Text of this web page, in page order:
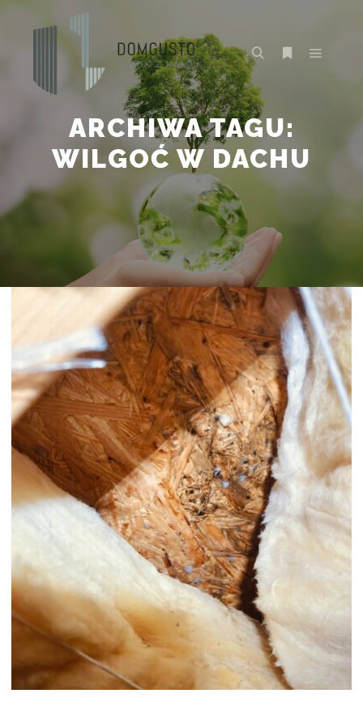
ARCHIWA TAGU:
WILGOĆ W DACHU